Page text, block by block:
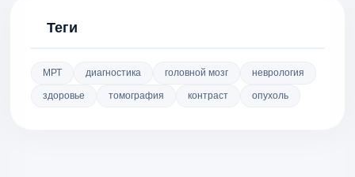
Теги
МРТ диагностика головной мозг
неврология
здоровье
томография контраст опухоль